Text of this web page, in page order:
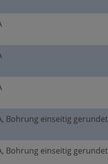
Bohrung einseitig gerundet
Bohrung einseitig gerundet